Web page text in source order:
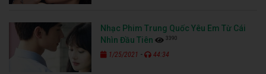
Nhạc Phim Trung Quốc Yêu Em Từ Cái
Nhìn Đầu Tiên
3390
1/25/2021 - 44:34